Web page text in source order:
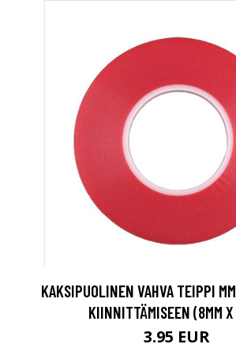
KAKSIPUOLINEN VAHVA TEIPPI
KIINNITTÄMISEEN (8MM
3.95 EUR